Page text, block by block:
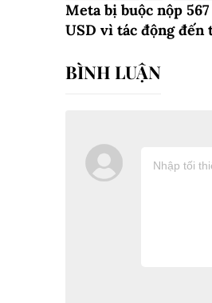
Meta bị buộc nộp
USD vì tác động đến